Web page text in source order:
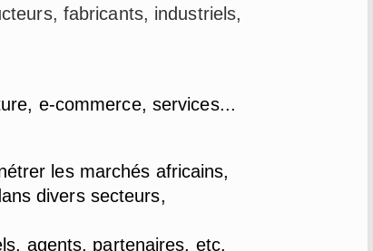
fabricants, industriels,
e-commerce, services...
les marchés africains,
divers secteurs,
agents, partenaires, etc.